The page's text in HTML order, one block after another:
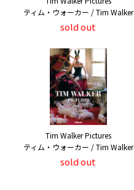
ティム・ウォーカー / Tim Walker
sold out
Tim Walker Pictures
ティム・ウォーカー / Tim Walker
sold out